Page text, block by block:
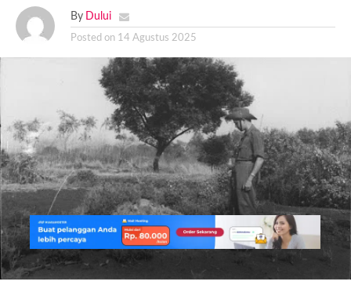
By Dului
Posted on 14 Agustus 2025